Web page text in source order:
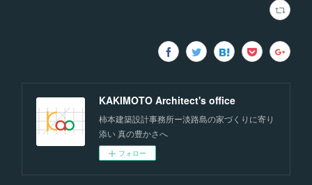
KAKIMOTO Architect's office
柿本建築設計事務所ー淡路島の家づくりに寄り
添い 真の豊かさへ
フォロー